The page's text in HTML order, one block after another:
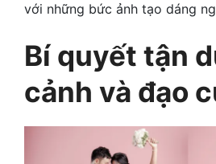
với những bức ảnh tạo dáng
Bí quyết tận
cảnh và đạo